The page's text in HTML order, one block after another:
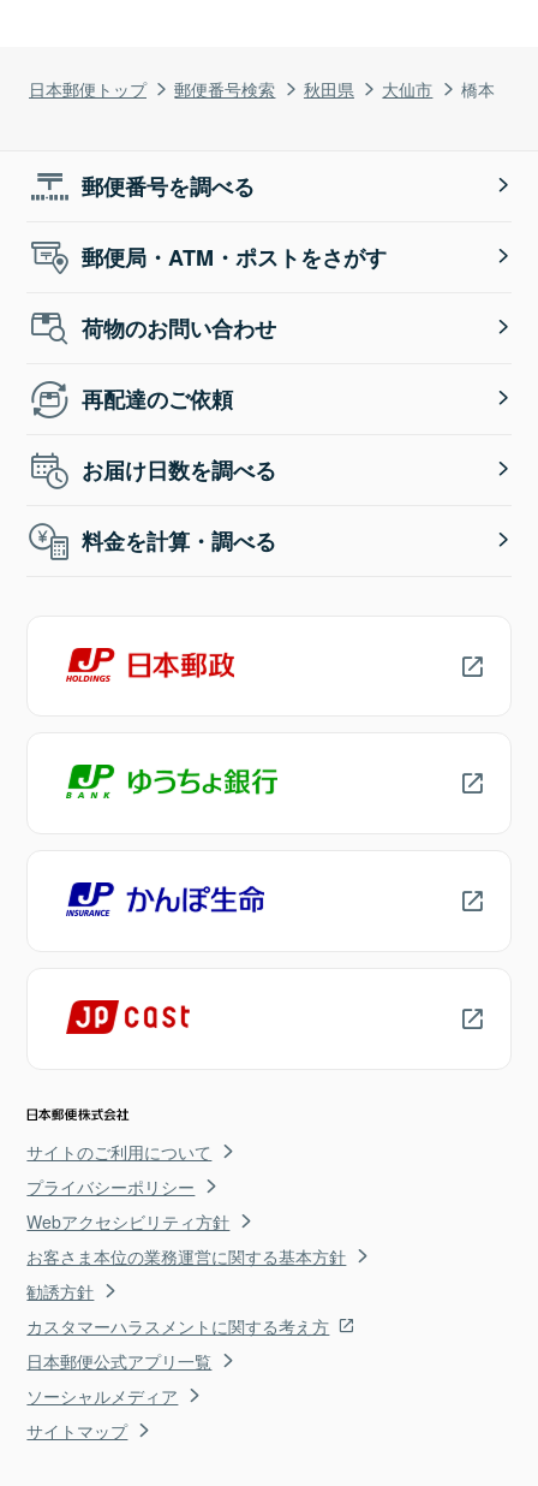
日本郵便トップ 郵便番号検索 秋田県 大仙市 橋本
郵便番号を調べる
郵便局・ATM・ポストをさがす
荷物のお問い合わせ
再配達のご依頼
お届け日数を調べる
料金を計算・調べる
サイトのご利用について
プライバシーポリシー
Webアクセシビリティ方針
お客さま本位の業務運営に関する基本方針
勧誘方針
カスタマーハラスメントに関する考え方
日本郵便公式アプリ一覧
ソーシャルメディア
サイトマップ